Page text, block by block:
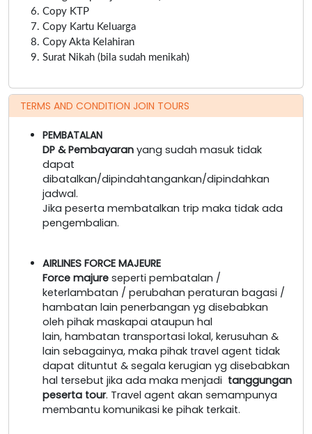
Copy KTP
Copy Kartu Keluarga
Copy Akta Kelahiran
Surat Nikah (bila sudah menikah)
TERMS AND CONDITION JOIN TOURS
PEMBATALAN
DP & Pembayaran yang sudah masuk tidak
dapat
dibatalkan/dipindahtangankan/dipindahkan
jadwal.
Jika peserta membatalkan trip maka tidak ada
pengembalian.
AIRLINES FORCE MAJEURE
Force majure seperti pembatalan /
keterlambatan / perubahan peraturan bagasi /
hambatan lain penerbangan yg disebabkan
oleh pihak maskapai ataupun hal
lain, hambatan transportasi lokal, kerusuhan &
lain sebagainya, maka pihak travel agent tidak
dapat dituntut & segala kerugian yg disebabkan
hal tersebut jika ada maka menjadi tanggungan
peserta tour. Travel agent akan semampunya
membantu komunikasi ke pihak terkait.